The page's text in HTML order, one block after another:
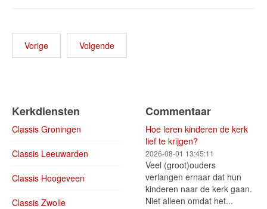
Vorige Volgende
Kerkdiensten
Classis Groningen
Classis Leeuwarden
Classis Hoogeveen
Classis Zwolle
Commentaar
Hoe leren kinderen de kerk
lief te krijgen?
2026-08-01 13:45:11
Veel (groot)ouders
verlangen ernaar dat hun
kinderen naar de kerk gaan.
Niet alleen omdat het...